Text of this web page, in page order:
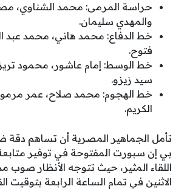
حراسة المرمى: محمد الشناوي،
والمهدي سليمان.
خط الدفاع: محمد هاني، محمد عبد
فتوح.
خط الوسط: إمام عاشور، محمود
سيد زيزو.
خط الهجوم: محمد صلاح، عمر
الكريم.
تأمل الجماهير المصرية أن تساهم دقة
بي إن سبورت المفتوحة في توفير
اللقاء المثير، حيث تتوجه الأنظار صوب
الاثنين في تمام الساعة الرابعة بتوقيت